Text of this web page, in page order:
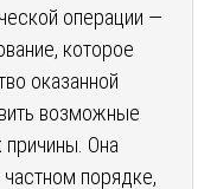
операции —
которое
оказанной
возможные
причины. Она
порядке,